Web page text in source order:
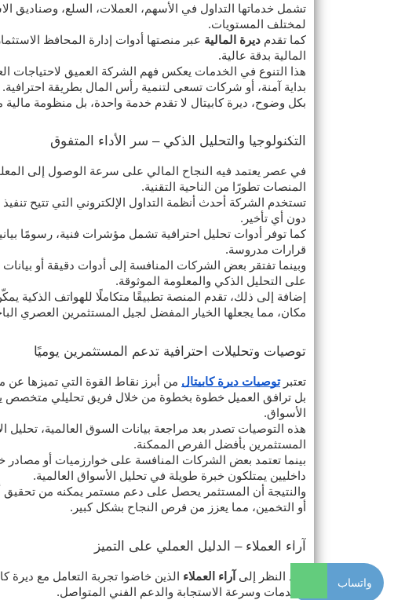
تشمل خدماتها التداول في الأسهم، العملات، السلع، وصناديق
لمختلف المستويات.
كما تقدم ديرة المالية عبر منصتها أدوات إدارة المحافظ
المالية بدقة عالية.
هذا التنوع في الخدمات يعكس فهم الشركة العميق لاحتياجات
بداية آمنة، أو شركات تسعى لتنمية رأس المال بطريقة احترافية.
بكل وضوح، ديرة كابيتال لا تقدم خدمة واحدة، بل منظومة
التكنولوجيا والتحليل الذكي – سر الأداء المتفوق
في عصر يعتمد فيه النجاح المالي على سرعة الوصول إلى
المنصات تطورًا من الناحية التقنية.
تستخدم الشركة أحدث أنظمة التداول الإلكتروني التي تتيح
دون أي تأخير.
كما توفر أدوات تحليل احترافية تشمل مؤشرات فنية، رسومًا
قرارات مدروسة.
وبينما تفتقر بعض الشركات المنافسة إلى أدوات دقيقة أو بيانات
على التحليل الذكي والمعلومة الموثوقة.
إضافة إلى ذلك، تقدم المنصة تطبيقًا متكاملًا للهواتف
مكان، مما يجعلها الخيار المفضل لجيل المستثمرين العصري
توصيات وتحليلات احترافية تدعم المستثمرين يوميًا
تعتبرتوصيات ديرة كابيتال من أبرز نقاط القوة التي تميزها
بل ترافق العميل خطوة بخطوة من خلال فريق تحليلي متخصص
الأسواق.
هذه التوصيات تصدر بعد مراجعة بيانات السوق العالمية، تحليل
المستثمرين بأفضل الفرص الممكنة.
بينما تعتمد بعض الشركات المنافسة على خوارزميات أو مصادر
داخليين يمتلكون خبرة طويلة في تحليل الأسواق العالمية.
والنتيجة أن المستثمر يحصل على دعم مستمر يمكنه من تحقيق
أو التخمين، مما يعزز من فرص النجاح بشكل كبير.
آراء العملاء – الدليل العملي على التميز
عند النظر إلى آراء العملاء الذين خاضوا تجربة التعامل مع
الخدمات وسرعة الاستجابة والدعم الفني المتواصل.
واتساب